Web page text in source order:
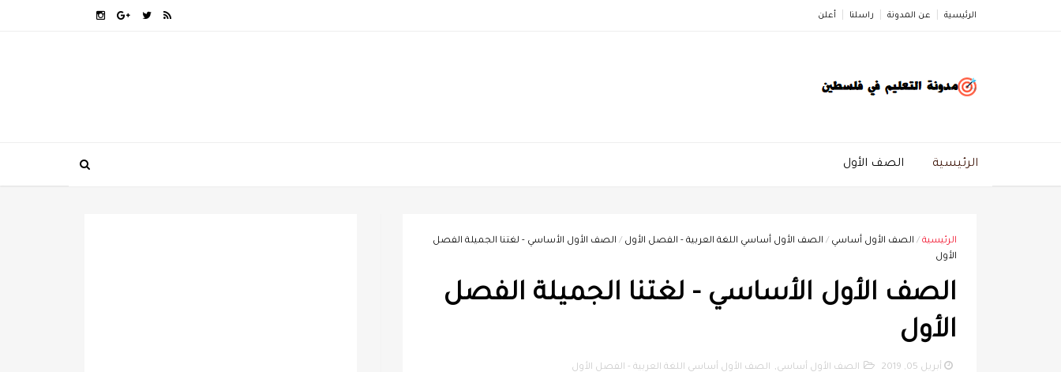
الرئيسية عن المدونة راسلنا أعلن
الرئيسية الصف الأول
الرئيسية / الصف الأول أساسي / الصف الأول أساسي اللغة العربية - الفصل الأول / الصف الأول الأساسي - لغتنا الجميلة الفصل
الأول
الصف الأول الأساسي - لغتنا الجميلة الفصل
الأول
أبريل 05, 2019 الصف الأول أساسي, الصف الأول أساسي اللغة العربية - الفصل الأول